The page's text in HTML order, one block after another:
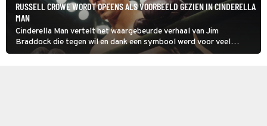
RUSSELL CROWE WORDT OPEENS ALS VOORBEELD GEZIEN IN CINDERELLA
MAN
Cinderella Man vertelt het waargebeurde verhaal van Jim
Braddock die tegen wil en dank een symbool werd voor veel
Amerikanen tijdens de Grote Depressie.